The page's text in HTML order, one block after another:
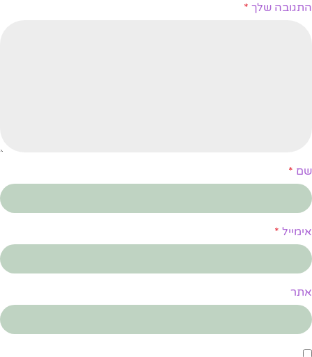
התגובה שלך *
שם *
אימייל *
אתר